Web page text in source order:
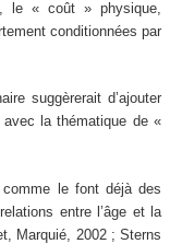
le « coût » physique,
conditionnées par
suggèrerait d’ajouter
la thématique de «
comme le font déjà des
entre l’âge et la
Marquié, 2002 ; Sterns